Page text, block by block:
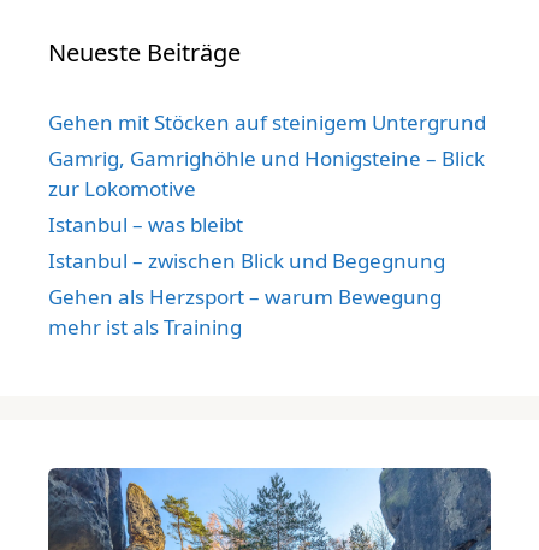
Neueste Beiträge
Gehen mit Stöcken auf steinigem Untergrund
Gamrig, Gamrighöhle und Honigsteine – Blick
zur Lokomotive
Istanbul – was bleibt
Istanbul – zwischen Blick und Begegnung
Gehen als Herzsport – warum Bewegung
mehr ist als Training